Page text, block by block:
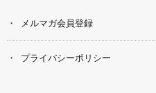
メルマガ会員登録
プライバシーポリシー